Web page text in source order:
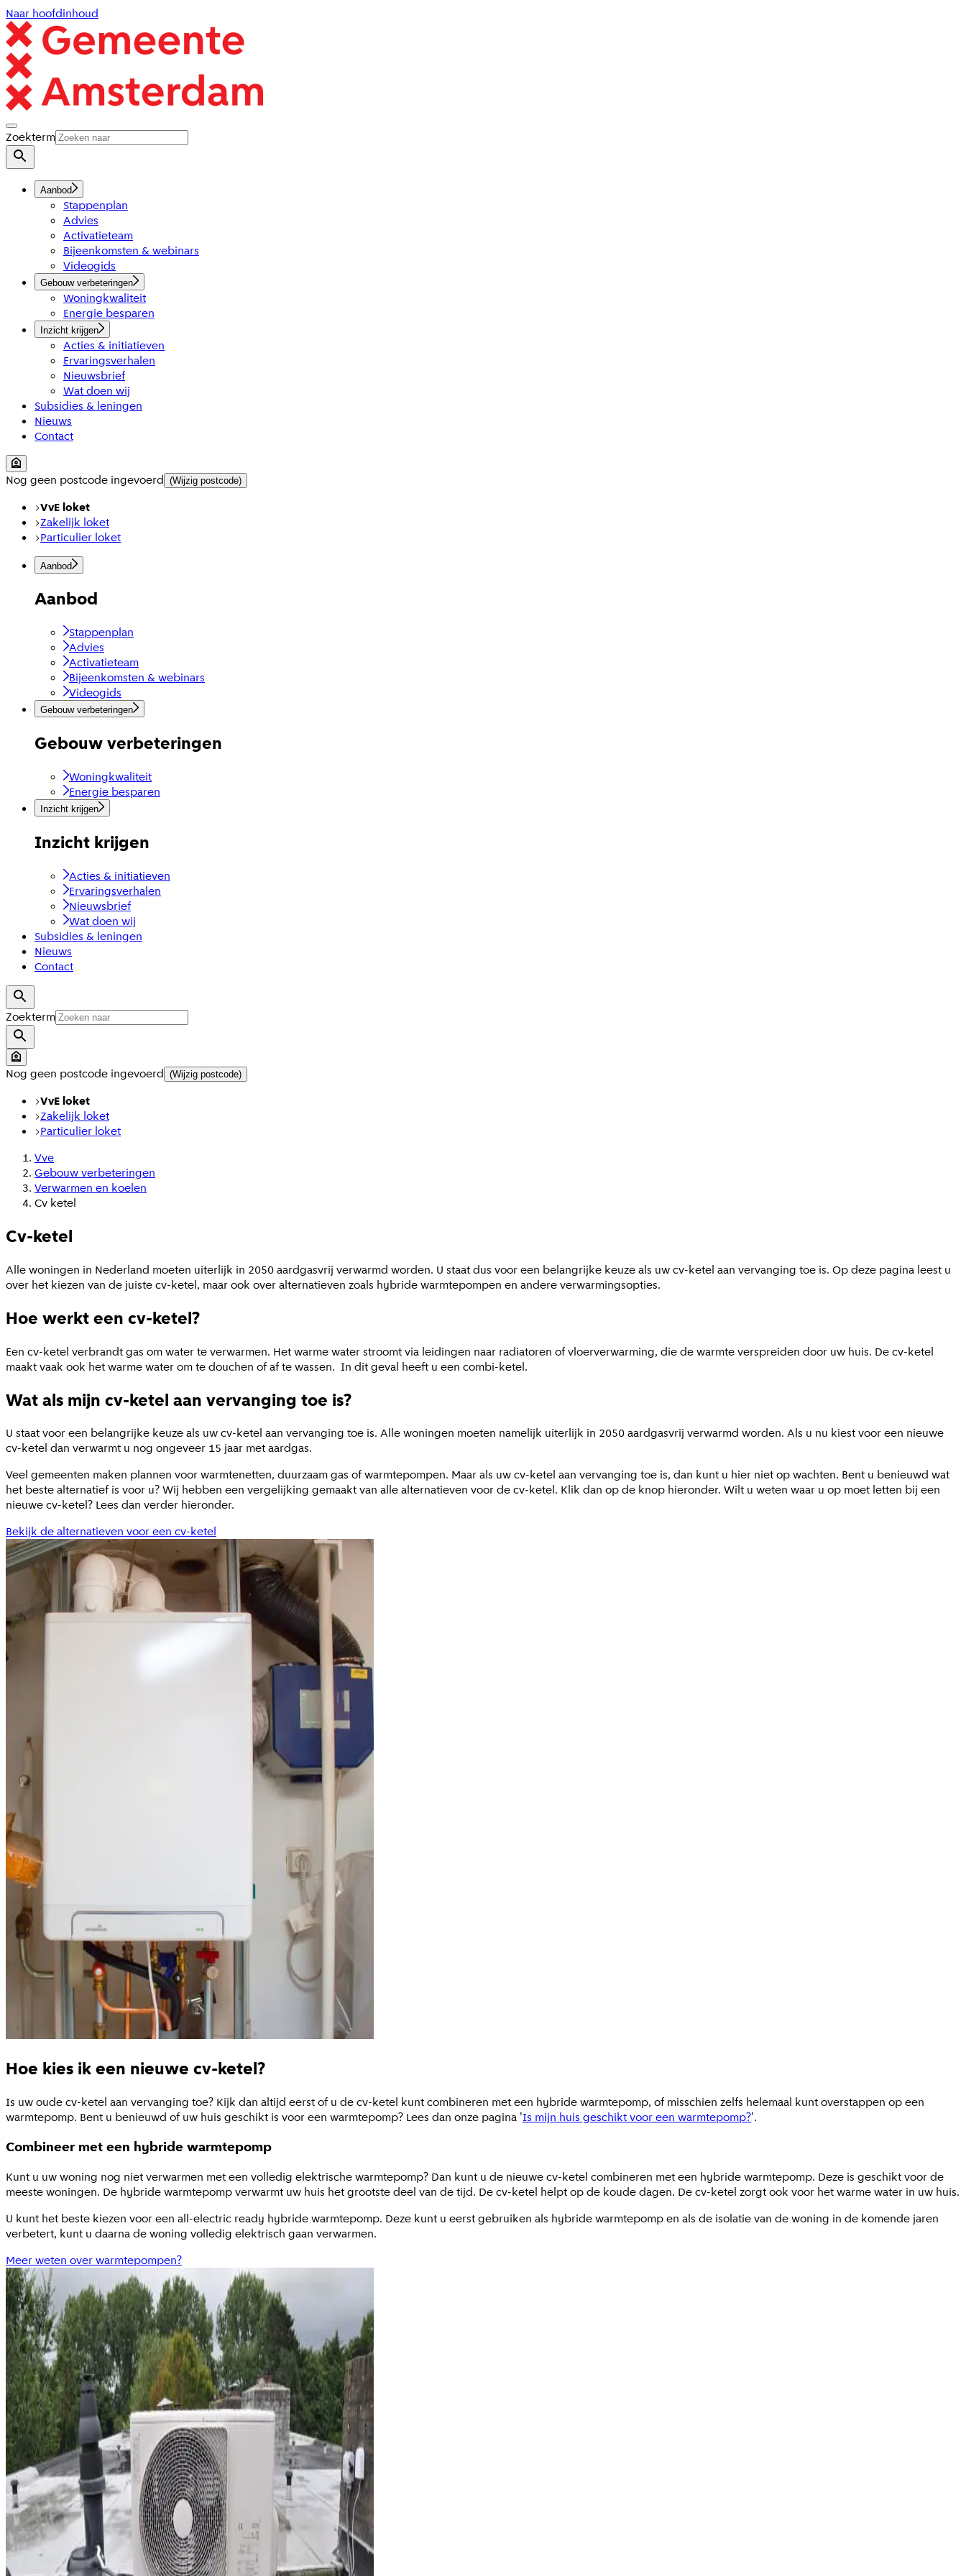
Naar hoofdinhoud
Zoekterm
Aanbod
Stappenplan
Advies
Activatieteam
Bijeenkomsten & webinars
Videogids
Gebouw verbeteringen
Woningkwaliteit
Energie besparen
Inzicht krijgen
Acties & initiatieven
Ervaringsverhalen
Nieuwsbrief
Wat doen wij
Subsidies & leningen
Nieuws
Contact
Nog geen postcode ingevoerd (Wijzig postcode)
VvE loket
Zakelijk loket
Particulier loket
Aanbod
Aanbod
Stappenplan
Advies
Activatieteam
Bijeenkomsten & webinars
Videogids
Gebouw verbeteringen
Gebouw verbeteringen
Woningkwaliteit
Energie besparen
Inzicht krijgen
Inzicht krijgen
Acties & initiatieven
Ervaringsverhalen
Nieuwsbrief
Wat doen wij
Subsidies & leningen
Nieuws
Contact
Zoekterm
Nog geen postcode ingevoerd (Wijzig postcode)
VvE loket
Zakelijk loket
Particulier loket
Vve
Gebouw verbeteringen
Verwarmen en koelen
Cv ketel
Cv-ketel
Alle woningen in Nederland moeten uiterlijk in 2050 aardgasvrij verwarmd worden. U staat dus voor een belangrijke keuze als uw cv-ketel aan vervanging toe is. Op deze pagina leest u
over het kiezen van de juiste cv-ketel, maar ook over alternatieven zoals hybride warmtepompen en andere verwarmingsopties.
Hoe werkt een cv-ketel?
Een cv-ketel verbrandt gas om water te verwarmen. Het warme water stroomt via leidingen naar radiatoren of vloerverwarming, die de warmte verspreiden door uw huis. De cv-ketel
maakt vaak ook het warme water om te douchen of af te wassen. In dit geval heeft u een combi-ketel.
Wat als mijn cv-ketel aan vervanging toe is?
U staat voor een belangrijke keuze als uw cv-ketel aan vervanging toe is. Alle woningen moeten namelijk uiterlijk in 2050 aardgasvrij verwarmd worden. Als u nu kiest voor een nieuwe
cv-ketel dan verwarmt u nog ongeveer 15 jaar met aardgas.
Veel gemeenten maken plannen voor warmtenetten, duurzaam gas of warmtepompen. Maar als uw cv-ketel aan vervanging toe is, dan kunt u hier niet op wachten. Bent u benieuwd wat
het beste alternatief is voor u? Wij hebben een vergelijking gemaakt van alle alternatieven voor de cv-ketel. Klik dan op de knop hieronder. Wilt u weten waar u op moet letten bij een
nieuwe cv-ketel? Lees dan verder hieronder.
Bekijk de alternatieven voor een cv-ketel
Hoe kies ik een nieuwe cv-ketel?
Is uw oude cv-ketel aan vervanging toe? Kijk dan altijd eerst of u de cv-ketel kunt combineren met een hybride warmtepomp, of misschien zelfs helemaal kunt overstappen op een
warmtepomp. Bent u benieuwd of uw huis geschikt is voor een warmtepomp? Lees dan onze pagina 'Is mijn huis geschikt voor een warmtepomp?'.
Combineer met een hybride warmtepomp
Kunt u uw woning nog niet verwarmen met een volledig elektrische warmtepomp? Dan kunt u de nieuwe cv-ketel combineren met een hybride warmtepomp. Deze is geschikt voor de
meeste woningen. De hybride warmtepomp verwarmt uw huis het grootste deel van de tijd. De cv-ketel helpt op de koude dagen. De cv-ketel zorgt ook voor het warme water in uw huis.
U kunt het beste kiezen voor een all-electric ready hybride warmtepomp. Deze kunt u eerst gebruiken als hybride warmtepomp en als de isolatie van de woning in de komende jaren
verbetert, kunt u daarna de woning volledig elektrisch gaan verwarmen.
Meer weten over warmtepompen?